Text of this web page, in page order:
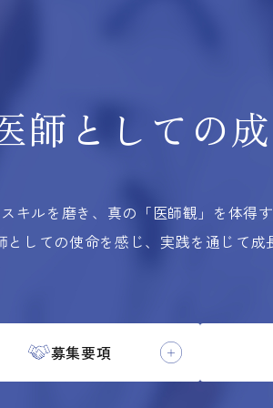
師としての
キルを磨き、 真の「医師観」を体得
しての使命を感じ、実践を通じて
募集要項